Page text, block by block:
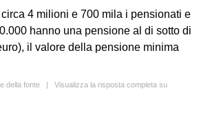
circa 4 milioni e 700 mila i pensionati e
hanno una pensione al di sotto di
il valore della pensione minima
della fonte | Visualizza la risposta completa su